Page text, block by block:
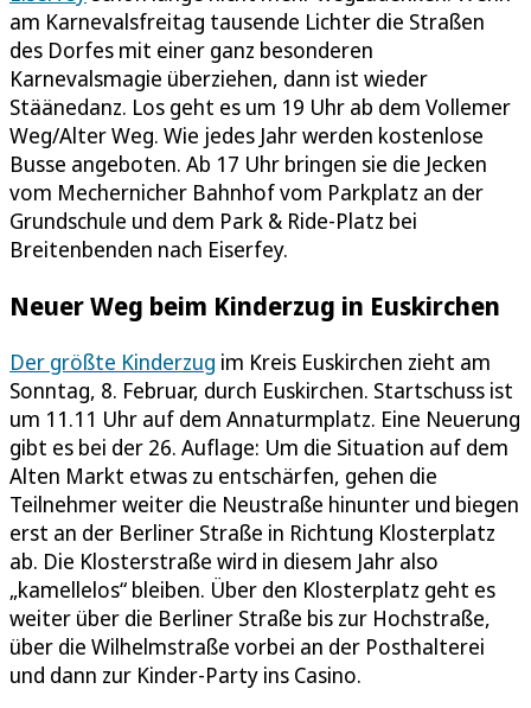
am Karnevalsfreitag tausende Lichter die Straßen
des Dorfes mit einer ganz besonderen
Karnevalsmagie überziehen, dann ist wieder
Stäänedanz. Los geht es um 19 Uhr ab dem Vollemer
Weg/Alter Weg. Wie jedes Jahr werden kostenlose
Busse angeboten. Ab 17 Uhr bringen sie die Jecken
vom Mechernicher Bahnhof vom Parkplatz an der
Grundschule und dem Park & Ride-Platz bei
Breitenbenden nach Eiserfey.
Neuer Weg beim Kinderzug in Euskirchen
Der größte Kinderzug im Kreis Euskirchen zieht am
Sonntag, 8. Februar, durch Euskirchen. Startschuss ist
um 11.11 Uhr auf dem Annaturmplatz. Eine Neuerung
gibt es bei der 26. Auflage: Um die Situation auf dem
Alten Markt etwas zu entschärfen, gehen die
Teilnehmer weiter die Neustraße hinunter und biegen
erst an der Berliner Straße in Richtung Klosterplatz
ab. Die Klosterstraße wird in diesem Jahr also
„kamellelos“ bleiben. Über den Klosterplatz geht es
weiter über die Berliner Straße bis zur Hochstraße,
über die Wilhelmstraße vorbei an der Posthalterei
und dann zur Kinder-Party ins Casino.